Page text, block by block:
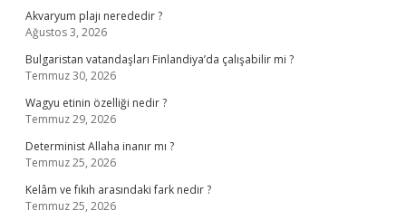
Akvaryum plajı nerededir ?
Ağustos 3, 2026
Bulgaristan vatandaşları Finlandiya’da çalışabilir mi ?
Temmuz 30, 2026
Wagyu etinin özelliği nedir ?
Temmuz 29, 2026
Determinist Allaha inanır mı ?
Temmuz 25, 2026
Kelâm ve fıkıh arasındaki fark nedir ?
Temmuz 25, 2026